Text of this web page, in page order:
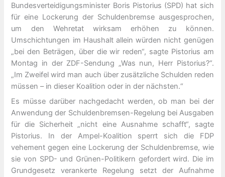
Bundesverteidigungsminister Boris Pistorius (SPD) hat sich
für eine Lockerung der Schuldenbremse ausgesprochen,
um den Wehretat wirksam erhöhen zu können.
Umschichtungen im Haushalt allein würden nicht genügen
„bei den Beträgen, über die wir reden“, sagte Pistorius am
Montag in der ZDF-Sendung „Was nun, Herr Pistorius?“.
„Im Zweifel wird man auch über zusätzliche Schulden reden
müssen – in dieser Koalition oder in der nächsten.“
Es müsse darüber nachgedacht werden, ob man bei der
Anwendung der Schuldenbremsen-Regelung bei Ausgaben
für die Sicherheit „nicht eine Ausnahme schafft“, sagte
Pistorius. In der Ampel-Koalition sperrt sich die FDP
vehement gegen eine Lockerung der Schuldenbremse, wie
sie von SPD- und Grünen-Politikern gefordert wird. Die im
Grundgesetz verankerte Regelung setzt der Aufnahme